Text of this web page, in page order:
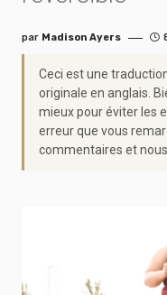
par Madison Ayers
Ceci est une
originale en anglais.
mieux pour éviter les
erreur que vous
commentaires et